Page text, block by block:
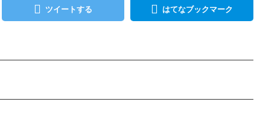
ツイートする はてなブックマーク